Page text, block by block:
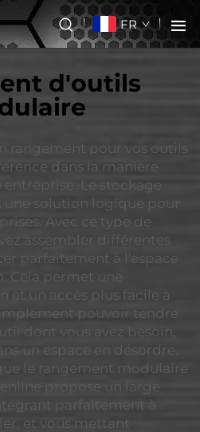
FR
d'outils
rangement pour vos outils
dans la manière
entreprise. Le stockage
une solution logique pour
Avec ce type de
assembler différentes
parfaitement à l'espace
Cela permet une
et un accès plus facile à
pouvoir tendre
dont vous avez besoin,
un espace en désordre.
le rangement modulaire
propose un large
parfaitement à
et vous mettant